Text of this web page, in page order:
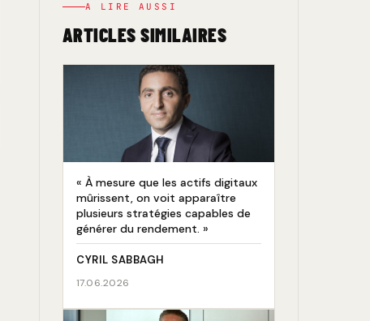
A LIRE AUSSI
ARTICLES SIMILAIRES
« À mesure que les actifs digitaux
mûrissent, on voit apparaître
plusieurs stratégies capables de
générer du rendement. »
CYRIL SABBAGH
17.06.2026